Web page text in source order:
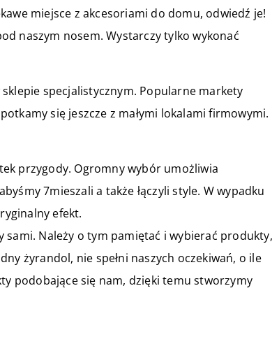
miejsce z akcesoriami do domu, odwiedź je!
naszym nosem. Wystarczy tylko wykonać
specjalistycznym. Popularne markety
się jeszcze z małymi lokalami firmowymi.
przygody. Ogromny wybór umożliwia
7mieszali a także łączyli style. W wypadku
efekt.
sami. Należy o tym pamiętać i wybierać produkty,
żyrandol, nie spełni naszych oczekiwań, o ile
podobające się nam, dzięki temu stworzymy